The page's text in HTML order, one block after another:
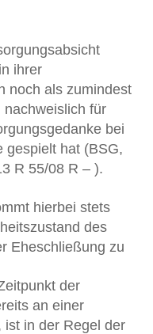
ihrer
noch als zumindest
für
bei
gespielt hat (BSG,
R 55/08 R – ).
hierbei stets
des
Eheschließung zu
der
an einer
ist in der Regel der